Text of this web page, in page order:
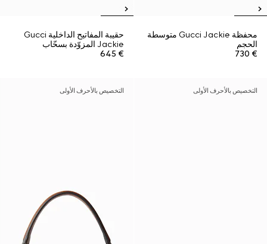
محفظة Gucci Jackie متوسطة
الحجم
€ 730
حقيبة المفاتيح الداخلية Gucci
Jackie المزوّدة بسحّاب
€ 645
التخصيص بالأحرف الأولى التخصيص بالأحرف الأولى